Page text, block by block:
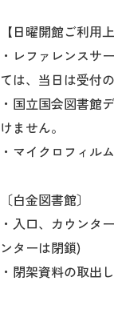
入試情報サ
2026年9月
MGグッズ
（外部サイト
【日曜開館ご利用
・レファレンスサ
ては、当日は受付
・国立国会図書館
けません。
・マイクロフィル
〔白金図書館〕
・入口、カウンタ
ンターは閉鎖)
・閉架資料の取出